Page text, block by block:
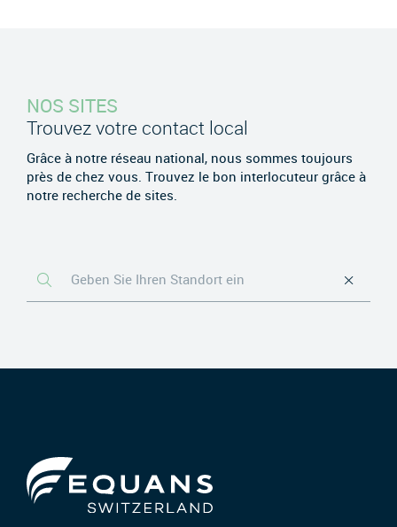
NOS SITES
Trouvez votre contact local
Grâce à notre réseau national, nous sommes toujours
près de chez vous. Trouvez le bon interlocuteur grâce à
notre recherche de sites.